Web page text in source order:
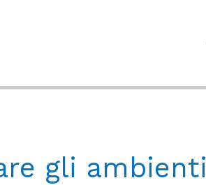
gli ambienti